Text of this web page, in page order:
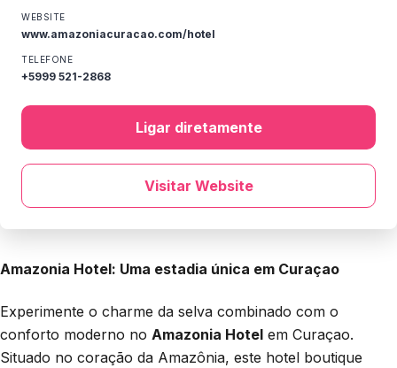
Amazonia Hotel: Uma estadia única em Curaçao
Experimente o charme da selva combinado com o
conforto moderno no Amazonia Hotel em Curaçao.
Situado no coração da Amazônia, este hotel boutique
WEBSITE
www.amazoniacuracao.com/hotel
TELEFONE
+5999 521-2868
Ligar diretamente
Visitar Website